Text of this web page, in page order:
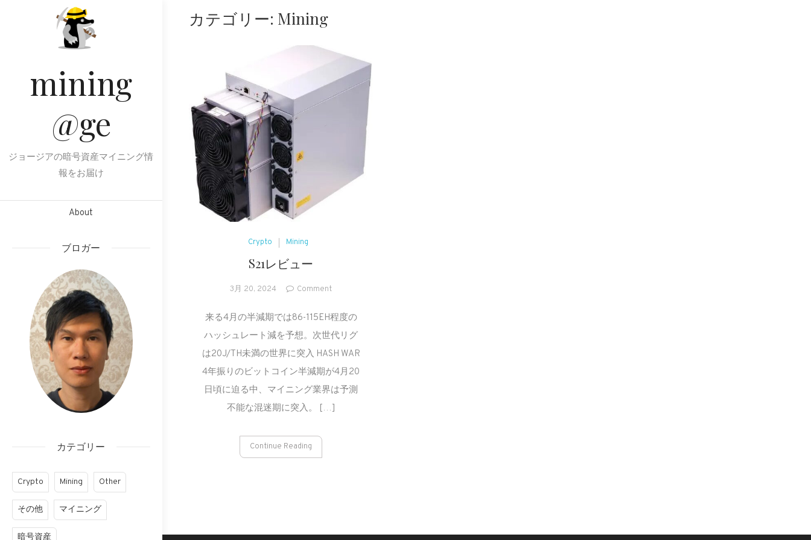
mining
@ge
ジョージアの暗号資産マイニング情
報をお届け
About
ブロガー
カテゴリー
Crypto Mining Other
その他 マイニング
暗号資産
カテゴリー: Mining
Crypto Mining
S21レビュー
3月 20, 2024 Commenton
レ
ビ
ュ
ー
来る4月の半減期では86-115EH程度の
ハッシュレート減を予想。次世代リグ
は20J/TH未満の世界に突入 HASH WAR
4年振りのビットコイン半減期が4月20
日頃に迫る中、マイニング業界は予測
不能な混迷期に突入。 […]
Continue Reading